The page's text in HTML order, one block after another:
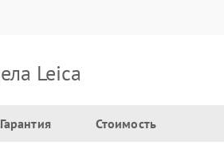
Leica
Гарантия Стоимость